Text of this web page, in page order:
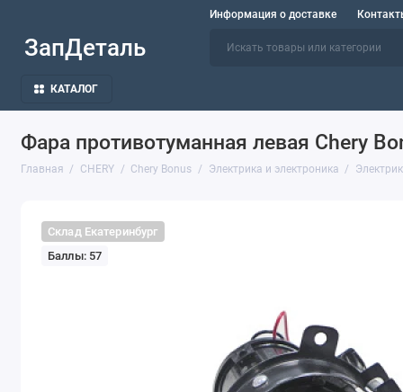
Информация о доставке
ЗапДеталь
КАТАЛОГ
Фара противотуманная левая Chery
Главная CHERY Chery Bonus Электрика и электроника
Склад Екатеринбург
Баллы: 57